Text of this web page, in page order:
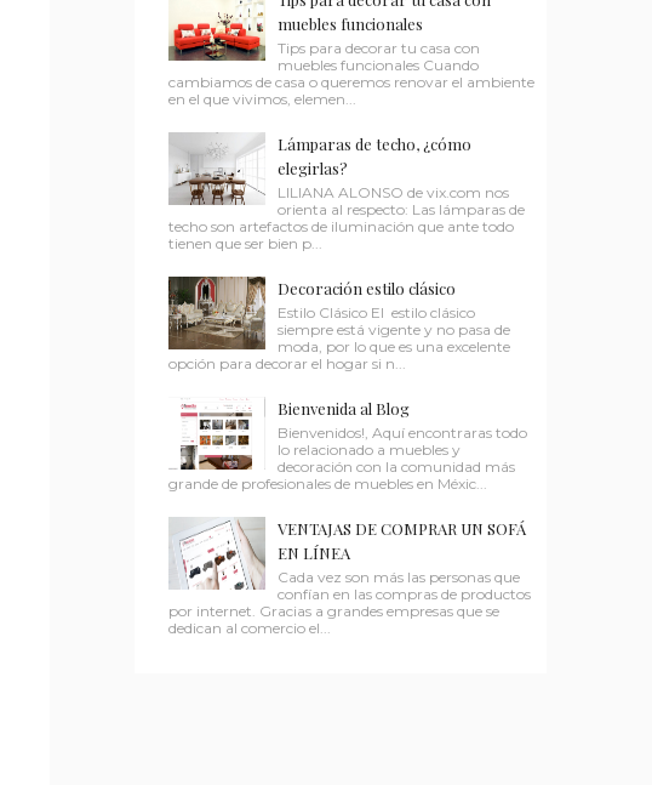
muebles funcionales
Tips para decorar tu casa con
muebles funcionales Cuando
cambiamos de casa o queremos renovar el ambiente
en el que vivimos, elemen...
Lámparas de techo, ¿cómo
elegirlas?
LILIANA ALONSO de vix.com nos
orienta al respecto: Las lámparas de
techo son artefactos de iluminación que ante todo
tienen que ser bien p...
Decoración estilo clásico
Estilo Clásico El estilo clásico
siempre está vigente y no pasa de
moda, por lo que es una excelente
opción para decorar el hogar si n...
Bienvenida al Blog
Bienvenidos!, Aquí encontraras todo
lo relacionado a muebles y
decoración con la comunidad más
grande de profesionales de muebles en Méxic...
VENTAJAS DE COMPRAR UN SOFÁ
EN LÍNEA
Cada vez son más las personas que
confían en las compras de productos
por internet. Gracias a grandes empresas que se
dedican al comercio el...